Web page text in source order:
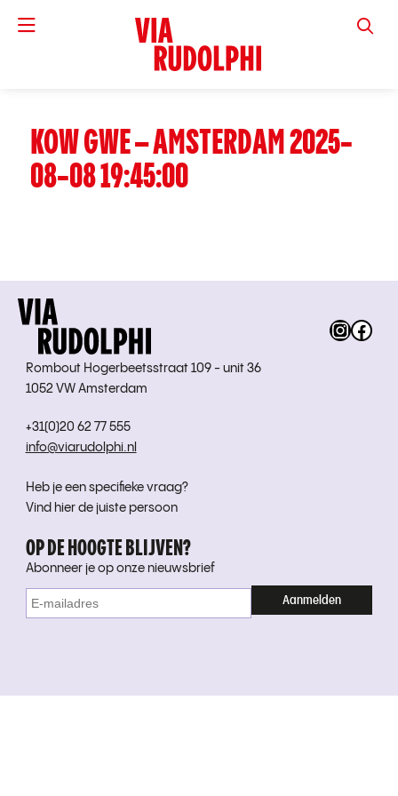
VIA
KOW GWE – AMSTERDAM 2025-
08-08 19:45:00
Rombout Hogerbeetsstraat 109 - unit 36
1052 VW Amsterdam
+31(0)20 62 77 555
info@viarudolphi.nl
Heb je een specifieke vraag?
Vind hier de juiste persoon
OP DE HOOGTE BLIJVEN?
Abonneer je op onze nieuwsbrief